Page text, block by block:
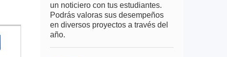
un noticiero con tus estudiantes.
Podrás valoras sus desempeños
en diversos proyectos a través del
año.